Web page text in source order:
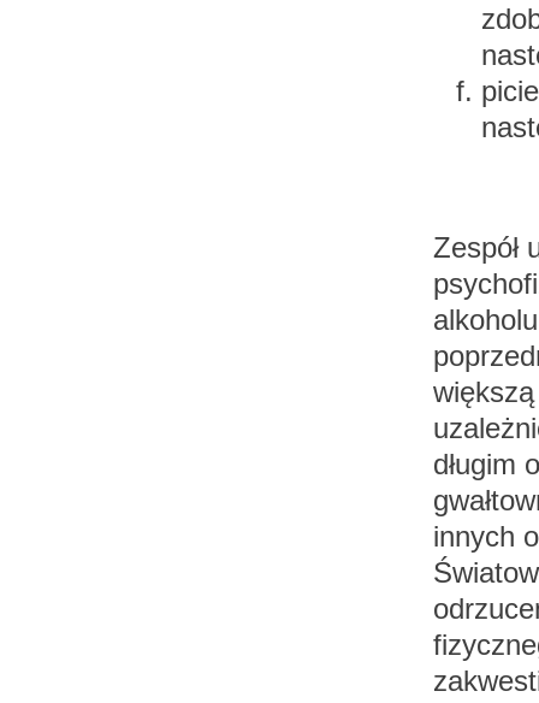
Zespół
długim
innych